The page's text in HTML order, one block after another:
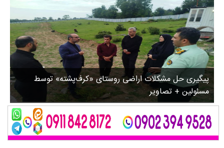
مسیر گردشگری دیلمان
درباره ما
پیگیری حل مشکلات اراضی روستای «کرف‌پشته» توسط
مسئولین + تصاویر
ز
ن
ش
س
ت
ش
د
.